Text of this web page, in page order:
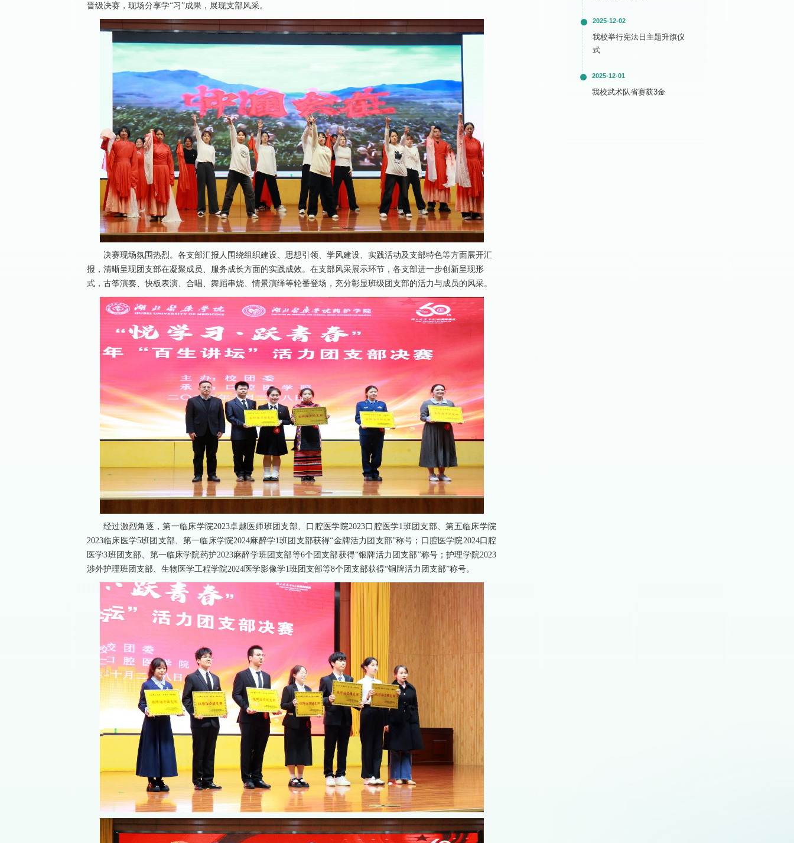
晋级决赛，现场分享学“习”成果，展现支部风采。
决赛现场氛围热烈。各支部汇报人围绕组织建设、思想引领、学风建设、实践活动及支部特色等方面展开汇
报，清晰呈现团支部在凝聚成员、服务成长方面的实践成效。在支部风采展示环节，各支部进一步创新呈现形
式，古筝演奏、快板表演、合唱、舞蹈串烧、情景演绎等轮番登场，充分彰显班级团支部的活力与成员的风采。
经过激烈角逐，第一临床学院2023卓越医师班团支部、口腔医学院2023口腔医学1班团支部、第五临床学院
2023临床医学5班团支部、第一临床学院2024麻醉学1班团支部获得“金牌活力团支部”称号；口腔医学院2024口腔
医学3班团支部、第一临床学院药护2023麻醉学班团支部等6个团支部获得“银牌活力团支部”称号；护理学院2023
涉外护理班团支部、生物医学工程学院2024医学影像学1班团支部等8个团支部获得“铜牌活力团支部”称号。
2025-12-02
我校举行宪法日主题升旗仪
式
2025-12-01
我校武术队省赛获3金